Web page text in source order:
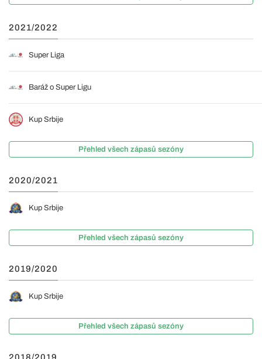
2021/2022
Super Liga
Baráž o Super Ligu
Kup Srbije
Přehled všech zápasů sezóny
2020/2021
Kup Srbije
Přehled všech zápasů sezóny
2019/2020
Kup Srbije
Přehled všech zápasů sezóny